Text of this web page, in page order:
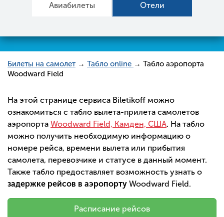
Авиабилеты Отели
Билеты на самолет → Табло online → Табло аэропорта
Woodward Field
На этой странице сервиса Biletikoff можно
ознакомиться с табло вылета-прилета самолетов
аэропорта Woodward Field, Камден, США. На табло
можно получить необходимую информацию о
номере рейса, времени вылета или прибытия
самолета, перевозчике и статусе в данный момент.
Также табло предоставляет возможность узнать о
задержке рейсов в аэропорту Woodward Field.
Расписание рейсов